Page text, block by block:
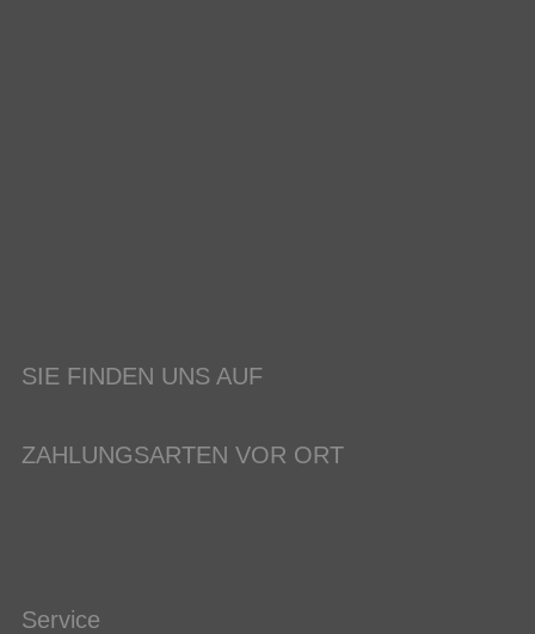
SIE FINDEN UNS AUF
ZAHLUNGSARTEN VOR ORT
Service